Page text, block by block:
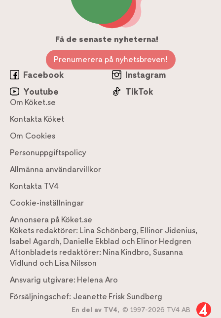
Få de senaste nyheterna!
Prenumerera på nyhetsbreven!
Facebook
Instagram
Youtube
TikTok
Om Köket.se
Kontakta Köket
Om Cookies
Personuppgiftspolicy
Allmänna användarvillkor
Kontakta TV4
Cookie-inställningar
Annonsera på Köket.se
Kökets redaktörer: Lina Schönberg, Ellinor Jidenius,
Isabel Agardh, Danielle Ekblad och Elinor Hedgren
Aftonbladets redaktörer: Nina Kindbro, Susanna
Vidlund och Lisa Nilsson
Ansvarig utgivare: Helena Aro
Försäljningschef: Jeanette Frisk Sundberg
En del av TV4, © 1997-2026 TV4 AB